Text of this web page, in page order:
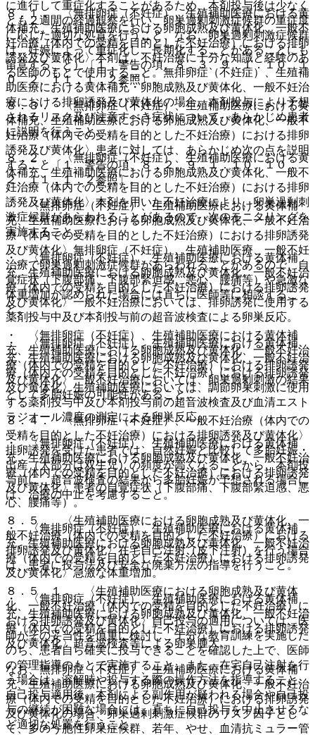
に進行して重症化することがあるため、本剤投与後は少なく
とも２週間の経過観察を行い、卵巣過剰刺激症候群の重症度
に応じた適切な処置を行うこと、なお、卵巣過剰刺激症候群
は、妊娠によって重症化し、長期化することがあることにも
留意すること）〔１．警告の項、８．３、９．１．１０、１
０．２、１１．１．２参照〕。
８．３． 〈無排卵症（不妊症）、生殖補助医療における黄
体補充、生殖補助医療における卵胞成熟及び黄体化、一般不
妊治療（体内での受精を目的とした不妊治療）における排卵
誘発及び黄体化〉患者に対しては、あらかじめ次の点を説明
すること〔１．警告の項、８．２、９．１．１０、１０．
２、１１．１．２参照〕。
・ 〈無排卵症（不妊症）、生殖補助医療における黄体補
充、生殖補助医療における卵胞成熟及び黄体化、一般不妊治
療（体内での受精を目的とした不妊治療）における排卵誘発
及び黄体化〉無排卵症（不妊症）、生殖補助医療、一般不妊
治療で卵巣過剰刺激症候群があらわれることがあるので、自
覚症状（下腹部痛、下腹部緊迫感、悪心、腰痛等）や急激な
体重増加が認められた場合には直ちに医師等に相談するこ
と。
・ 〈無排卵症（不妊症）、生殖補助医療における黄体補
充、生殖補助医療における卵胞成熟及び黄体化、一般不妊治
療（体内での受精を目的とした不妊治療）における排卵誘発
及び黄体化〉一般不妊治療においては、卵巣過剰刺激の結果
として多胎妊娠の可能性があること。
８．４． 〈無排卵症（不妊症）、一般不妊治療（体内での
受精を目的とした不妊治療）における排卵誘発及び黄体化〉
排卵誘発を受けた患者では、自然妊娠と比較して多胎妊娠・
出産（大部分は双生児）の頻度が高くなることから、本剤投
与前に、超音波検査の結果から多胎妊娠が予想される場合に
は、治療の中止を考慮すること。
８．５． 〈生殖補助医療における卵胞成熟及び黄体化、一
般不妊治療（体内での受精を目的とした不妊治療）における
排卵誘発及び黄体化〉在宅自己注射（皮下注射）を行う場合
は、患者に投与法及び安全な廃棄方法の指導を行うこと。
８．５．１． 〈生殖補助医療における卵胞成熟及び黄体
化、一般不妊治療（体内での受精を目的とした不妊治療）に
おける排卵誘発及び黄体化〉自己投与の適用については、医
師がその妥当性を慎重に検討し、十分な教育訓練を実施した
のち、患者自ら確実に投与できることを確認した上で、医師
の管理指導のもとで実施すること。また、在宅自己注射を行
う場合は、溶解時や投与する際の操作方法を指導すること。
自己投与適用後、本剤による副作用が疑われる場合や自己投
与の継続が困難な場合には、直ちに自己投与を中止させるな
ど適切な処置を行うこと。
８．１． 〈無排卵症（不妊症）、生殖補助医療における黄
体補充、生殖補助医療における卵胞成熟及び黄体化、一般不
妊治療（体内での受精を目的とした不妊治療）における排卵
誘発及び黄体化〉本剤は、不妊治療に十分な知識と経験のあ
る医師のもとで使用すること。無排卵症（不妊症）、生殖補
助医療における黄体補充・卵胞成熟及び黄体化、一般不妊治
療における排卵誘発及び黄体化の場合、本剤投与により予想
されるリスク及び注意すべき症状について、あらかじめ患者
に説明を行うこと。
８．２． 〈無排卵症（不妊症）、生殖補助医療における黄
体補充、生殖補助医療における卵胞成熟及び黄体化、一般不
妊治療（体内での受精を目的とした不妊治療）における排卵
誘発及び黄体化〉本剤を用いた不妊治療により、卵巣過剰刺
激症候群があらわれることがあるので、次のモニタリングを
実施すること。
・ 〈無排卵症（不妊症）、生殖補助医療における黄体補
充、生殖補助医療における卵胞成熟及び黄体化、一般不妊治
療（体内での受精を目的とした不妊治療）における排卵誘発
及び黄体化〉一般不妊治療においては、排卵誘発に使用する
薬剤投与中及び本剤投与前の超音波検査による卵巣反応。
・ 〈無排卵症（不妊症）、生殖補助医療における黄体補
充、生殖補助医療における卵胞成熟及び黄体化、一般不妊治
療（体内での受精を目的とした不妊治療）における排卵誘発
及び黄体化〉生殖補助医療においては、調節卵巣刺激に使用
する薬剤投与中及び本剤投与前の超音波検査及び血清エスト
ラジオール濃度の測定による卵巣反応。
・ 〈無排卵症（不妊症）、生殖補助医療における黄体補
充、生殖補助医療における卵胞成熟及び黄体化、一般不妊治
療（体内での受精を目的とした不妊治療）における排卵誘発
及び黄体化〉患者の自覚症状（下腹部痛、下腹部緊迫感、悪
心、腰痛等）。
・ 〈無排卵症（不妊症）、生殖補助医療における黄体補
充、生殖補助医療における卵胞成熟及び黄体化、一般不妊治
療（体内での受精を目的とした不妊治療）における排卵誘発
及び黄体化〉急激な体重増加。
・ 〈無排卵症（不妊症）、生殖補助医療における黄体補
充、生殖補助医療における卵胞成熟及び黄体化、一般不妊治
療（体内での受精を目的とした不妊治療）における排卵誘発
及び黄体化〉超音波検査等による卵巣腫大。
なお、無排卵症（不妊症）、生殖補助医療における黄体補
充、生殖補助医療における卵胞成熟及び黄体化、一般不妊治
療（体内での受精を目的とした不妊治療）における排卵誘発
及び黄体化の場合、卵巣過剰刺激症候群のリスク因子とし
て、多のう胞性卵巣症候群、若年、やせ、血清抗ミュラー管